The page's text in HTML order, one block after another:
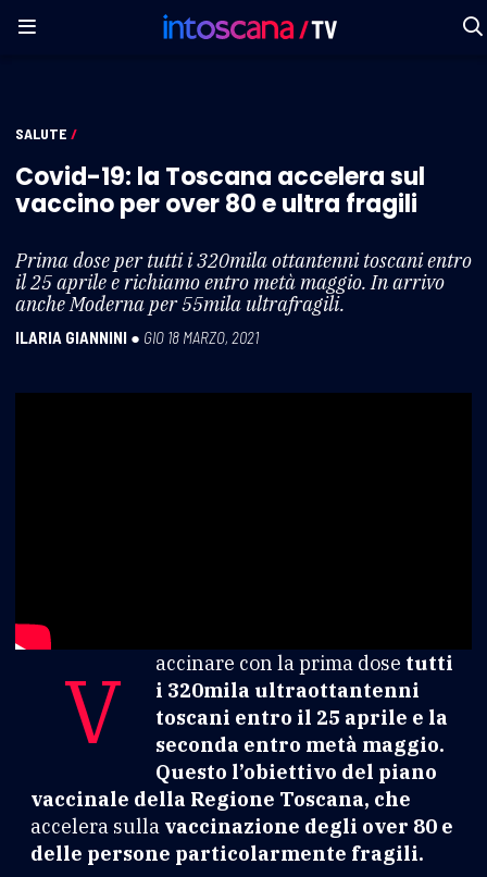
SALUTE /
Covid-19: la Toscana accelera sul
vaccino per over 80 e ultra fragili
Prima dose per tutti i 320mila ottantenni toscani entro
il 25 aprile e richiamo entro metà maggio. In arrivo
anche Moderna per 55mila ultrafragili.
ILARIA GIANNINI ● GIO 18 MARZO, 2021
Vaccinare con la prima dose tutti
i 320mila ultraottantenni
toscani entro il 25 aprile e la
seconda entro metà maggio.
Questo l’obiettivo del piano
vaccinale della Regione Toscana, che
accelera sulla vaccinazione degli over 80 e
delle persone particolarmente fragili.